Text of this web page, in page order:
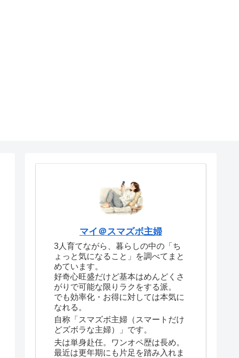
マイ＠スマズボ主婦
3人育てながら、暮らしの中の「ち
ょっと気になること」を調べてまと
めています。
好奇心旺盛だけど基本はめんどくさ
がりで可能な限りラクをする派。
でも効率化・お得に対しては本気に
なれる。
自称「スマズボ主婦（スマートだけ
どズボラな主婦）」です。
夫は単身赴任。ワンオペ歴は長め。
最近は更年期にも片足を踏み入れま